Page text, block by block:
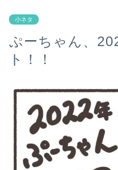
小ネタ
ぷーちゃん、
ト！！